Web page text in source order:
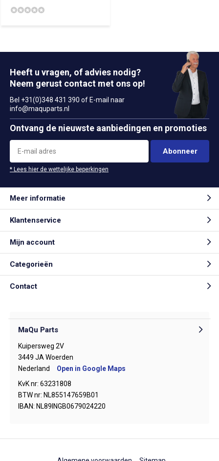
Heeft u vragen, of advies nodig?
Neem gerust contact met ons op!
Bel +31(0)348 431 390 of E-mail naar
info@maquparts.nl
Ontvang de nieuwste aanbiedingen en promoties
Abonneer
* Lees hier de wettelijke beperkingen
Meer informatie
Klantenservice
Mijn account
Categorieën
Contact
MaQu Parts
Kuipersweg 2V
3449 JA Woerden
Nederland
Open in Google Maps
KvK nr: 63231808
BTW nr: NL855147659B01
IBAN: NL89INGB0679024220